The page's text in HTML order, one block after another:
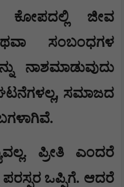
ಕೋಪದಲ್ಲಿ ಜೀವ
ಸಂಬಂಧಗಳ
ನಾಶಮಾಡುವುದು
, ಸಮಾಜದ
ಪ್ರೀತಿ ಎಂದರೆ
ಪರಸ್ಪರ ಒಪ್ಪಿಗೆ. ಆದರೆ